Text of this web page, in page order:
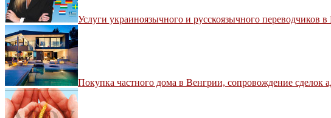
Услуги украиноязычного и русскоязычного переводчиков
Покупка частного дома в Венгрии, сопровождение сделок